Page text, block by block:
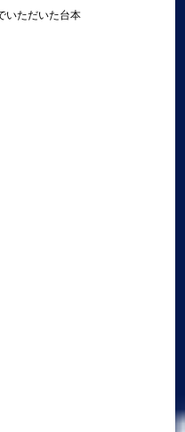
いただいた台本